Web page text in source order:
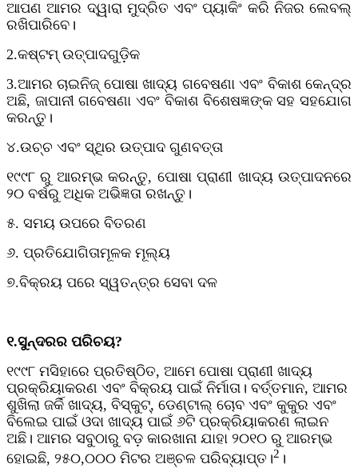
ଆପଣ ଆମର ଦ୍ୱାରା ମୁଦ୍ରିତ ଏବଂ ପ୍ୟାକିଂ କରି ନିଜର ଲେବଲ୍
ରଖିପାରିବେ।
2.କଷ୍ଟମ୍ ଉତ୍ପାଦଗୁଡ଼ିକ
3.ଆମର ଚାଇନିଜ୍ ପୋଷା ଖାଦ୍ୟ ଗବେଷଣା ଏବଂ ବିକାଶ କେନ୍ଦ୍ର
ଅଛି, ଜାପାନୀ ଗବେଷଣା ଏବଂ ବିକାଶ ବିଶେଷଜ୍ଞଙ୍କ ସହ ସହଯୋଗ
କରନ୍ତୁ।
୪.ଉଚ୍ଚ ଏବଂ ସ୍ଥିର ଉତ୍ପାଦ ଗୁଣବତ୍ତା
୧୯୯୮ ରୁ ଆରମ୍ଭ କରନ୍ତୁ, ପୋଷା ପ୍ରାଣୀ ଖାଦ୍ୟ ଉତ୍ପାଦନରେ
୨୦ ବର୍ଷରୁ ଅଧିକ ଅଭିଜ୍ଞତା ରଖନ୍ତୁ।
୫. ସମୟ ଉପରେ ବିତରଣ
୬. ପ୍ରତିଯୋଗିତାମୂଳକ ମୂଲ୍ୟ
୭.ବିକ୍ରୟ ପରେ ସ୍ୱତନ୍ତ୍ର ସେବା ଦଳ
୧.ସୁନ୍ଦରର ପରିଚୟ?
୧୯୯୮ ମସିହାରେ ପ୍ରତିଷ୍ଠିତ, ଆମେ ପୋଷା ପ୍ରାଣୀ ଖାଦ୍ୟ
ପ୍ରକ୍ରିୟାକରଣ ଏବଂ ବିକ୍ରୟ ପାଇଁ ନିର୍ମାତା। ବର୍ତ୍ତମାନ, ଆମର
ଶୁଖିଲା ଜର୍କି ଖାଦ୍ୟ, ବିସ୍କୁଟ୍, ଡେଣ୍ଟାଲ୍ ଚୋବ ଏବଂ କୁକୁର ଏବଂ
ବିଲେଇ ପାଇଁ ଓଦା ଖାଦ୍ୟ ପାଇଁ ୬ଟି ପ୍ରକ୍ରିୟାକରଣ ଲାଇନ
ଅଛି। ଆମର ସବୁଠାରୁ ବଡ଼ କାରଖାନା ଯାହା ୨୦୧୦ ରୁ ଆରମ୍ଭ
ହୋଇଛି, ୨୫୦,୦୦୦ ମିଟର ଅଞ୍ଚଳ ପରିବ୍ୟାପ୍ତ।2 ।